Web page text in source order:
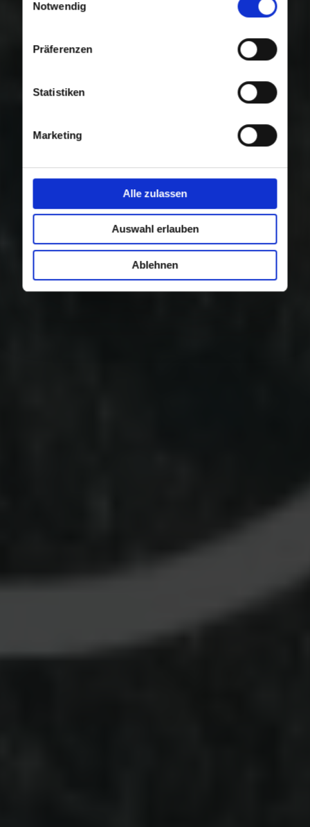
Nutzung der Dienste gesammelt haben.
Notwendig
Präferenzen
Statistiken
Marketing
Alle zulassen
Auswahl erlauben
Ablehnen